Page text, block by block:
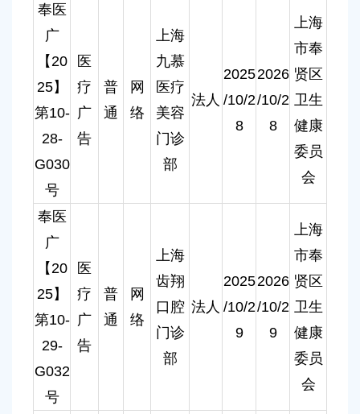
奉医
广
【20
25】
第10-
28-
G030
号
医
疗
广
告
普
通
网
络
上海
九慕
医疗
美容
门诊
部
法人
2025
/10/2
8
2026
/10/2
8
上海
市奉
贤区
卫生
健康
委员
会
奉医
广
【20
25】
第10-
29-
G032
号
医
疗
广
告
普
通
网
络
上海
齿翔
口腔
门诊
部
法人
2025
/10/2
9
2026
/10/2
9
上海
市奉
贤区
卫生
健康
委员
会